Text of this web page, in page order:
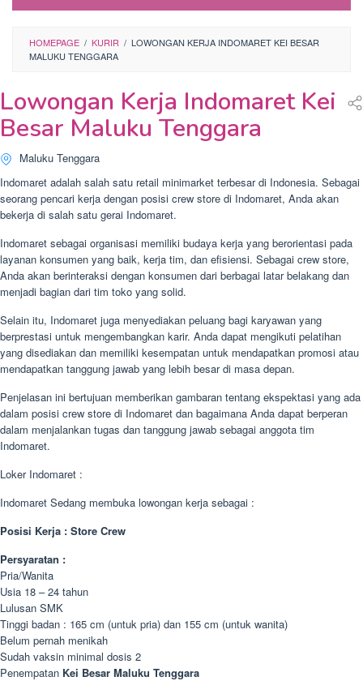
HOMEPAGE / KURIR / LOWONGAN KERJA INDOMARET KEI BESAR
MALUKU TENGGARA
Lowongan Kerja Indomaret Kei
Besar Maluku Tenggara
Maluku Tenggara
Indomaret adalah salah satu retail minimarket terbesar di Indonesia. Sebagai
seorang pencari kerja dengan posisi crew store di Indomaret, Anda akan
bekerja di salah satu gerai Indomaret.
Indomaret sebagai organisasi memiliki budaya kerja yang berorientasi pada
layanan konsumen yang baik, kerja tim, dan efisiensi. Sebagai crew store,
Anda akan berinteraksi dengan konsumen dari berbagai latar belakang dan
menjadi bagian dari tim toko yang solid.
Selain itu, Indomaret juga menyediakan peluang bagi karyawan yang
berprestasi untuk mengembangkan karir. Anda dapat mengikuti pelatihan
yang disediakan dan memiliki kesempatan untuk mendapatkan promosi atau
mendapatkan tanggung jawab yang lebih besar di masa depan.
Penjelasan ini bertujuan memberikan gambaran tentang ekspektasi yang ada
dalam posisi crew store di Indomaret dan bagaimana Anda dapat berperan
dalam menjalankan tugas dan tanggung jawab sebagai anggota tim
Indomaret.
Loker Indomaret :
Indomaret Sedang membuka lowongan kerja sebagai :
Posisi Kerja : Store Crew
Persyaratan :
Pria/Wanita
Usia 18 – 24 tahun
Lulusan SMK
Tinggi badan : 165 cm (untuk pria) dan 155 cm (untuk wanita)
Belum pernah menikah
Sudah vaksin minimal dosis 2
Penempatan Kei Besar Maluku Tenggara